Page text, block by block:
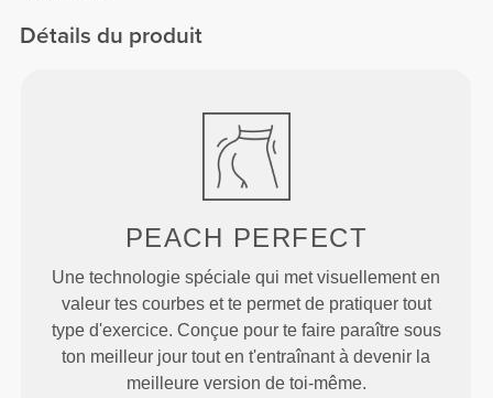
Détails du produit
PEACH PERFECT
Une technologie spéciale qui met visuellement en
valeur tes courbes et te permet de pratiquer tout
type d'exercice. Conçue pour te faire paraître sous
ton meilleur jour tout en t'entraînant à devenir la
meilleure version de toi-même.